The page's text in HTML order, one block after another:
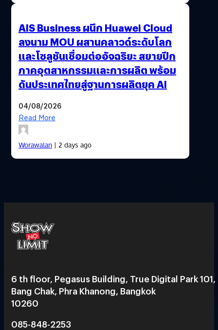
AIS Business ผนึก Huawei Cloud
ลงนาม MOU ผสานคลาวด์ระดับโลก
และโซลูชันเชื่อมต่ออัจฉริยะ สยายปีก
ภาคอุตสาหกรรมและการผลิต พร้อม
ดันประเทศไทยสู่ฐานการผลิตยุค AI
04/08/2026
Read More
Worawalan| 2 days ago
6 th floor, Pegasus Building, True Digital Park 101,
Bang Chak, Phra Khanong, Bangkok
10260
085-848-2253